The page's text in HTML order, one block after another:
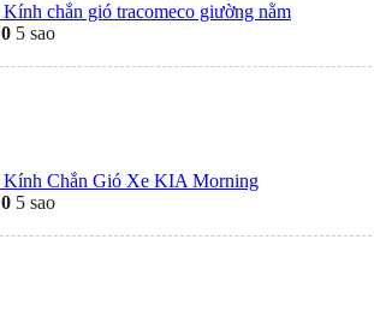
Kính chắn gió tracomeco giường nằm
0 5 sao
Kính Chắn Gió Xe KIA Morning
0 5 sao